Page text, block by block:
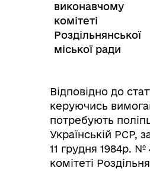
Графіки
виконавчому
комітеті
Роздільнянської
міської ради
Відповідно до
керуючись
потребують
Українській РСР,
11 грудня 1984р.
комітеті